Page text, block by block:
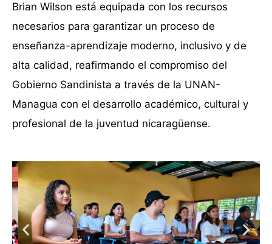
Brian Wilson está equipada con los recursos
necesarios para garantizar un proceso de
enseñanza-aprendizaje moderno, inclusivo y de
alta calidad, reafirmando el compromiso del
Gobierno Sandinista a través de la UNAN-
Managua con el desarrollo académico, cultural y
profesional de la juventud nicaragüense.